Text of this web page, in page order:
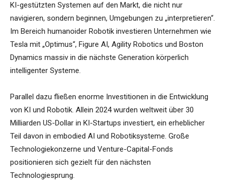
KI-gestützten Systemen auf den Markt, die nicht nur
navigieren, sondern beginnen, Umgebungen zu „interpretieren“.
Im Bereich humanoider Robotik investieren Unternehmen wie
Tesla mit „Optimus“, Figure AI, Agility Robotics und Boston
Dynamics massiv in die nächste Generation körperlich
intelligenter Systeme.
Parallel dazu fließen enorme Investitionen in die Entwicklung
von KI und Robotik. Allein 2024 wurden weltweit über 30
Milliarden US-Dollar in KI-Startups investiert, ein erheblicher
Teil davon in embodied AI und Robotiksysteme. Große
Technologiekonzerne und Venture-Capital-Fonds
positionieren sich gezielt für den nächsten
Technologiesprung.